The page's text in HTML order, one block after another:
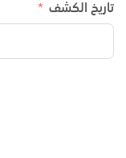
تاريخ الكشف